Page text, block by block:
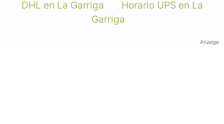
DHL en La Garriga
Horario UPS en La
Garriga
Anzeige